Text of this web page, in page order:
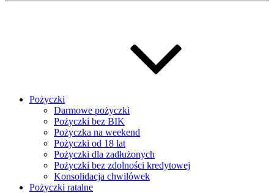
Pożyczki
Darmowe pożyczki
Pożyczki bez BIK
Pożyczka na weekend
Pożyczki od 18 lat
Pożyczki dla zadłużonych
Pożyczki bez zdolności kredytowej
Konsolidacja chwilówek
Pożyczki ratalne